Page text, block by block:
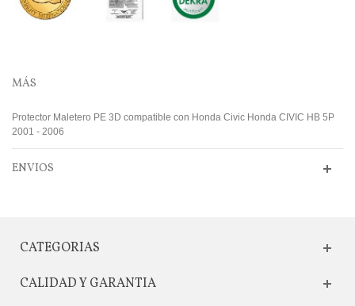
MÁS
Protector Maletero PE 3D compatible con Honda Civic Honda CIVIC HB 5P
2001 - 2006
ENVIOS
CATEGORIAS
CALIDAD Y GARANTIA